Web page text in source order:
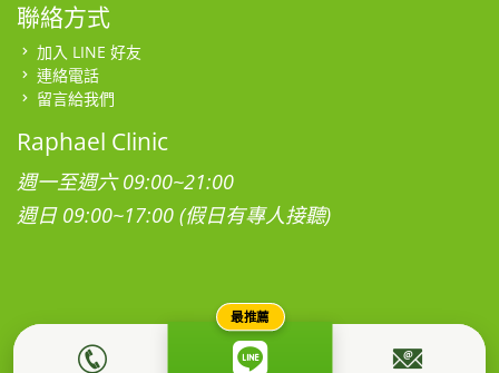
聯絡方式
加入 LINE 好友
連絡電話
留言給我們
Raphael Clinic
週一至週六 09:00~21:00
週日 09:00~17:00 (假日有專人接聽)
本網站為社團法人台灣拉菲爾健康促進學會所有，所有影音、圖
最推薦